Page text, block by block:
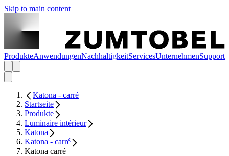
Skip to main content
ProdukteAnwendungenNachhaltigkeitServicesUnternehmenSupport
Katona - carré
Startseite
Produkte
Luminaire intérieur
Katona
Katona - carré
Katona carré